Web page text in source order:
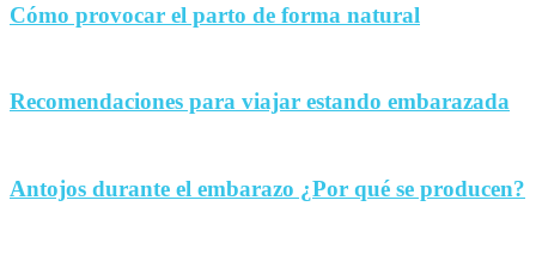
Cómo provocar el parto de forma natural
Recomendaciones para viajar estando embarazada
Antojos durante el embarazo ¿Por qué se producen?